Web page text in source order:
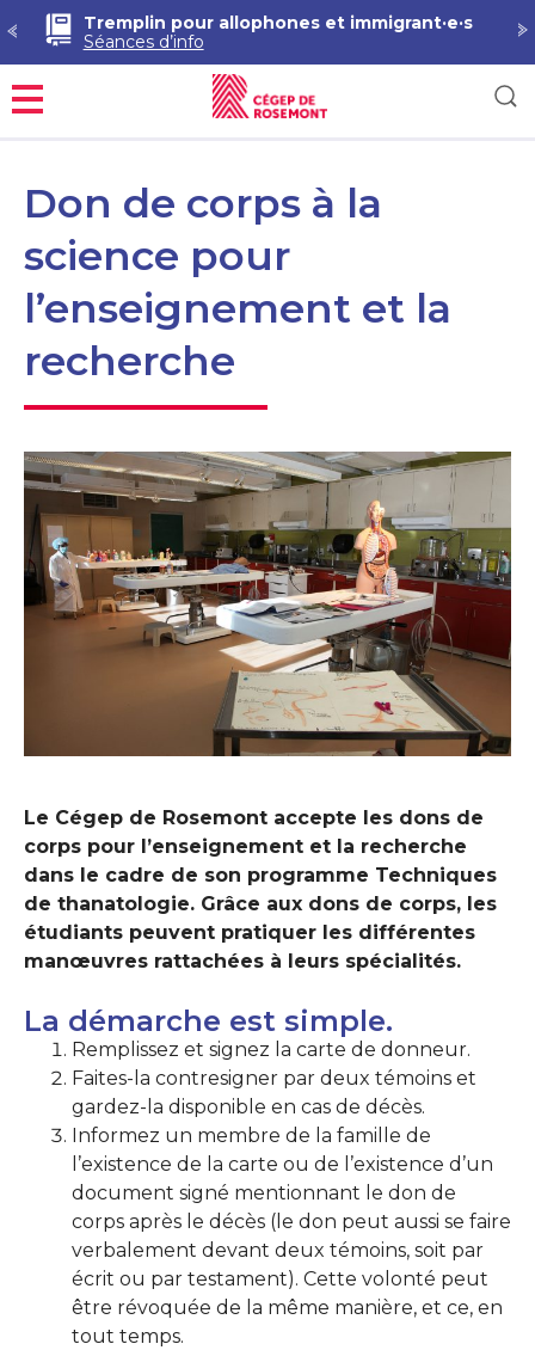
Tremplin pour allophones et immigrant·e·s
Séances d’info
Menu
Don de corps à la
science pour
l’enseignement et la
recherche
Le Cégep de Rosemont accepte les dons de
corps pour l’enseignement et la recherche
dans le cadre de son programme Techniques
de thanatologie. Grâce aux dons de corps, les
étudiants peuvent pratiquer les différentes
manœuvres rattachées à leurs spécialités.
La démarche est simple.
Remplissez et signez la carte de donneur.
Faites-la contresigner par deux témoins et
gardez-la disponible en cas de décès.
Informez un membre de la famille de
l’existence de la carte ou de l’existence d’un
document signé mentionnant le don de
corps après le décès (le don peut aussi se faire
verbalement devant deux témoins, soit par
écrit ou par testament). Cette volonté peut
être révoquée de la même manière, et ce, en
tout temps.